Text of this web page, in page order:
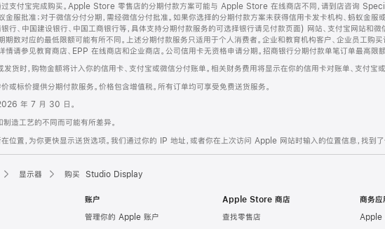
支付宝完成购买。Apple Store 零售店的分期付款方案可能与 Apple Store 在线商店不同，请到店咨询
金服批准；对于微信分付分期，需经微信分付批准。如果你选择的分期付款方案未获得信用卡发卡机构、蚂蚁金
行、中国建设银行、中国工商银行等，具体支持分期付款服务的可选择银行请见付款页面) 网站、支付宝网站和
期数对应的最低限额可能有所不同。上述分期付款服务只适用于个人消费者。企业和教育机构客户、企业员
详情请参见教育商店、EPP 在线商店和企业商店。公司信用卡无资格申请分期。招商银行分期付款单笔订单最高
发货时，购物金额将计入你的信用卡、支付宝或微信分付账单。相关财务费用将显示在你的信用卡对账单、支付宝或
或标价提供分期付款服务。价格包含增值税。所有订单均可享受免费送货服务。
年 7 月 30 日。
造工艺的不同而可能有所差异。
位置，为你更快显示送货选项。我们通过你的 IP 地址，或者你在上次访问 Apple 网站时输入的位置信息，找到了
显示器 购买 Studio Display
账户
管理你的 Apple 账户
Apple Store 商店
查找零售店
商务应
Apple